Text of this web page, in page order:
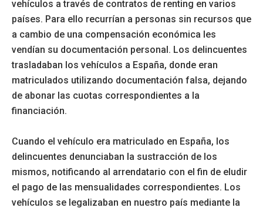
vehículos a través de contratos de renting en varios
países. Para ello recurrían a personas sin recursos que
a cambio de una compensación económica les
vendían su documentación personal. Los delincuentes
trasladaban los vehículos a España, donde eran
matriculados utilizando documentación falsa, dejando
de abonar las cuotas correspondientes a la
financiación.
Cuando el vehículo era matriculado en España, los
delincuentes denunciaban la sustracción de los
mismos, notificando al arrendatario con el fin de eludir
el pago de las mensualidades correspondientes. Los
vehículos se legalizaban en nuestro país mediante la